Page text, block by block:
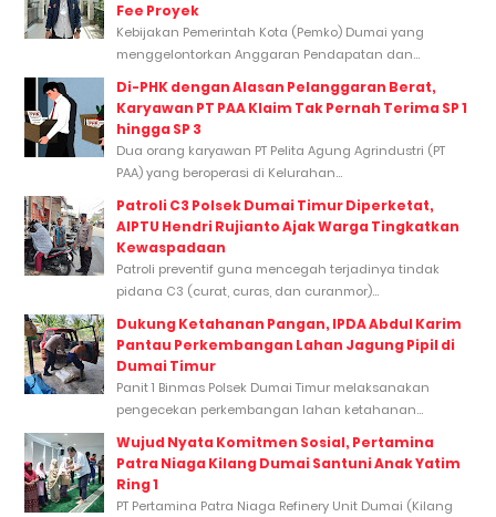
Fee Proyek
Kebijakan Pemerintah Kota (Pemko) Dumai yang
menggelontorkan Anggaran Pendapatan dan...
Di-PHK dengan Alasan Pelanggaran Berat,
Karyawan PT PAA Klaim Tak Pernah Terima SP 1
hingga SP 3
Dua orang karyawan PT Pelita Agung Agrindustri (PT
PAA) yang beroperasi di Kelurahan...
Patroli C3 Polsek Dumai Timur Diperketat,
AIPTU Hendri Rujianto Ajak Warga Tingkatkan
Kewaspadaan
Patroli preventif guna mencegah terjadinya tindak
pidana C3 (curat, curas, dan curanmor)...
Dukung Ketahanan Pangan, IPDA Abdul Karim
Pantau Perkembangan Lahan Jagung Pipil di
Dumai Timur
Panit 1 Binmas Polsek Dumai Timur melaksanakan
pengecekan perkembangan lahan ketahanan...
Wujud Nyata Komitmen Sosial, Pertamina
Patra Niaga Kilang Dumai Santuni Anak Yatim
Ring 1
PT Pertamina Patra Niaga Refinery Unit Dumai (Kilang